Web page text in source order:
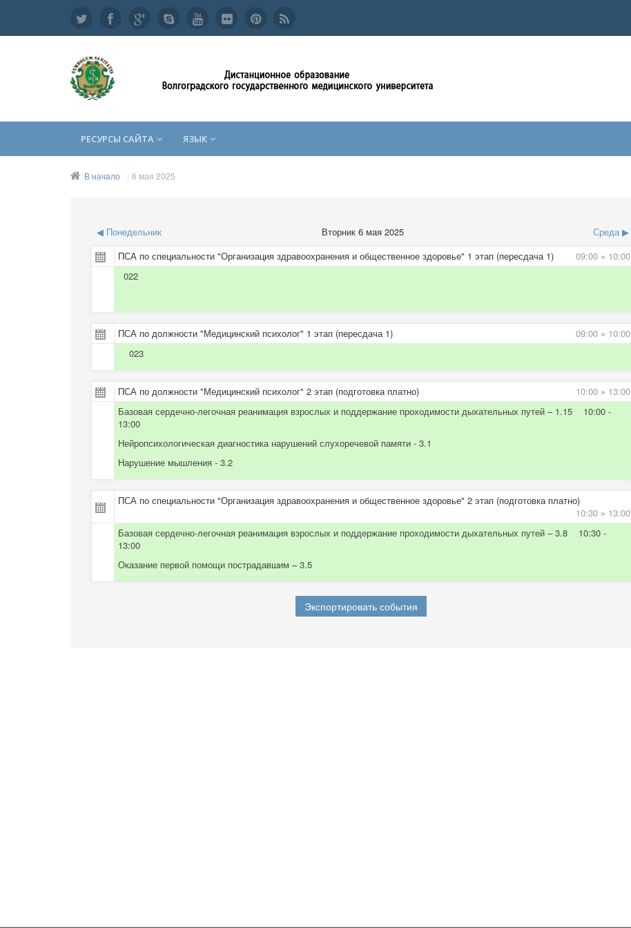
РЕСУРСЫ САЙТА ЯЗЫК
В начало 6 мая 2025
◀ Понедельник Вторник 6 мая 2025 Среда ▶
ПСА по специальности "Организация здравоохранения и общественное здоровье" 1 этап (пересдача 1)
09:00 » 10:00
022
ПСА по должности "Медицинский психолог" 1 этап (пересдача 1) 09:00 » 10:00
023
ПСА по должности "Медицинский психолог" 2 этап (подготовка платно) 10:00 » 13:00
Базовая сердечно-легочная реанимация взрослых и поддержание проходимости дыхательных путей – 1.15 10:00 -
13:00
Нейропсихологическая диагностика нарушений слухоречевой памяти - 3.1
Нарушение мышления - 3.2
ПСА по специальности "Организация здравоохранения и общественное здоровье" 2 этап (подготовка платно)
10:30 » 13:00
Базовая сердечно-легочная реанимация взрослых и поддержание проходимости дыхательных путей – 3.8 10:30 -
13:00
Оказание первой помощи пострадавшим – 3.5